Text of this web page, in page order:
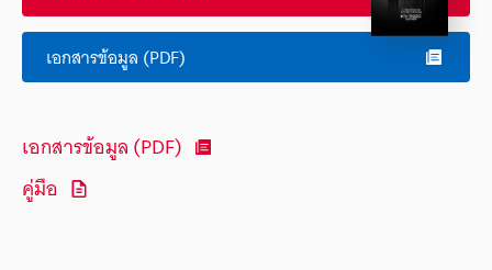
เอกสารข้อมูล (PDF)
เอกสารข้อมูล (PDF)
คู่มือ